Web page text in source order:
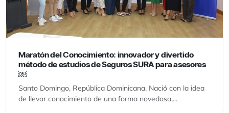
Maratón del Conocimiento: innovador y divertido
método de estudios de Seguros SURA para asesores
￼
Santo Domingo, República Dominicana. Nació con la idea
de llevar conocimiento de una forma novedosa,...